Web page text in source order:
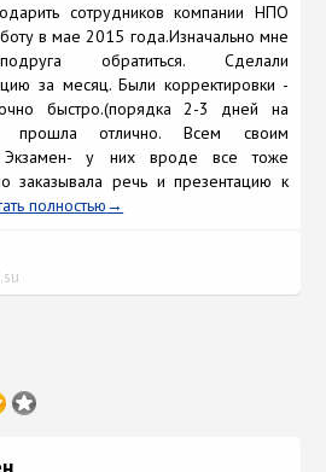
сотрудников компании НПО
в мае 2015 года.Изначально мне
обратиться. Сделали
за месяц. Были корректировки -
быстро.(порядка 2-3 дней на
прошла отлично. Всем своим
у них вроде все тоже
заказывала речь и презентацию к
полностью